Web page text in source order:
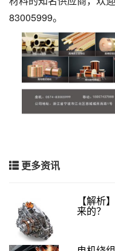
83005999。
更多资讯
【解析
来的？